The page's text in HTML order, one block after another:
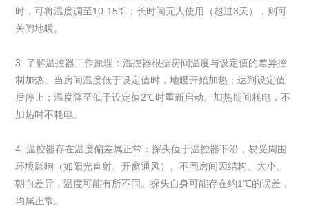
时，可将温度调至10-15℃；长时间无人使用（超过3天），则可
关闭地暖。
3. 了解温控器工作原理：温控器根据房间温度与设定值的差异控
制加热。当房间温度低于设定值时，地暖开始加热；达到设定值
后停止；温度降至低于设定值2℃时重新启动。加热期间耗电，不
加热时不耗电。
4. 温控器存在温度偏差属正常：探头位于温控器下沿，易受周围
环境影响（如阳光直射、开窗通风）。不同房间因结构、大小、
朝向差异，温度可能有所不同。探头自身可能存在约1℃的误差，
均属正常。